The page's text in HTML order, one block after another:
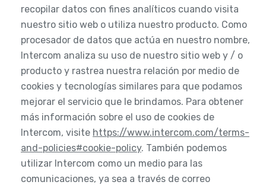
recopilar datos con fines analíticos cuando visita
nuestro sitio web o utiliza nuestro producto. Como
procesador de datos que actúa en nuestro nombre,
Intercom analiza su uso de nuestro sitio web y / o
producto y rastrea nuestra relación por medio de
cookies y tecnologías similares para que podamos
mejorar el servicio que le brindamos. Para obtener
más información sobre el uso de cookies de
Intercom, visite https://www.intercom.com/terms-
and-policies#cookie-policy. También podemos
utilizar Intercom como un medio para las
comunicaciones, ya sea a través de correo